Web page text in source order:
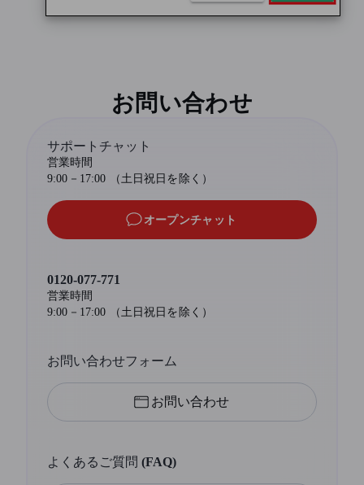
お問い合わせ
サポートチャット
営業時間
9:00－17:00 （土日祝日を除く）
オープンチャット
0120-077-771
営業時間
9:00－17:00 （土日祝日を除く）
お問い合わせフォーム
お問い合わせ
よくあるご質問 (FAQ)